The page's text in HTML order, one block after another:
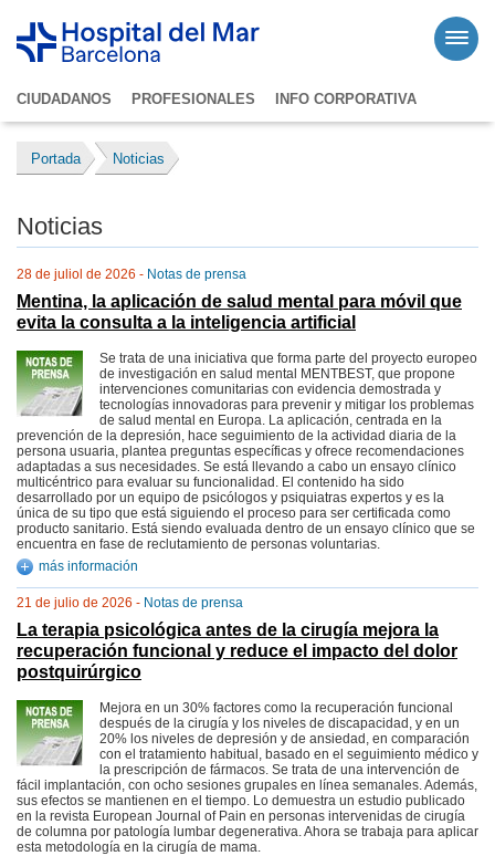
CIUDADANOS PROFESIONALES INFO CORPORATIVA
Portada Noticias
Noticias
28 de juliol de 2026 - Notas de prensa
Mentina, la aplicación de salud mental para móvil que
evita la consulta a la inteligencia artificial
Se trata de una iniciativa que forma parte del proyecto europeo
de investigación en salud mental MENTBEST, que propone
intervenciones comunitarias con evidencia demostrada y
tecnologías innovadoras para prevenir y mitigar los problemas
de salud mental en Europa. La aplicación, centrada en la
prevención de la depresión, hace seguimiento de la actividad diaria de la
persona usuaria, plantea preguntas específicas y ofrece recomendaciones
adaptadas a sus necesidades. Se está llevando a cabo un ensayo clínico
multicéntrico para evaluar su funcionalidad. El contenido ha sido
desarrollado por un equipo de psicólogos y psiquiatras expertos y es la
única de su tipo que está siguiendo el proceso para ser certificada como
producto sanitario. Está siendo evaluada dentro de un ensayo clínico que se
encuentra en fase de reclutamiento de personas voluntarias.
más información
21 de julio de 2026 - Notas de prensa
La terapia psicológica antes de la cirugía mejora la
recuperación funcional y reduce el impacto del dolor
postquirúrgico
Mejora en un 30% factores como la recuperación funcional
después de la cirugía y los niveles de discapacidad, y en un
20% los niveles de depresión y de ansiedad, en comparación
con el tratamiento habitual, basado en el seguimiento médico y
la prescripción de fármacos. Se trata de una intervención de
fácil implantación, con ocho sesiones grupales en línea semanales. Además,
sus efectos se mantienen en el tiempo. Lo demuestra un estudio publicado
en la revista European Journal of Pain en personas intervenidas de cirugía
de columna por patología lumbar degenerativa. Ahora se trabaja para aplicar
esta metodología en la cirugía de mama.